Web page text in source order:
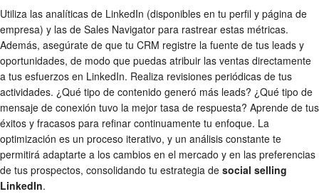
Utiliza las analíticas de LinkedIn (disponibles en tu perfil y página de
empresa) y las de Sales Navigator para rastrear estas métricas.
Además, asegúrate de que tu CRM registre la fuente de tus leads y
oportunidades, de modo que puedas atribuir las ventas directamente
a tus esfuerzos en LinkedIn. Realiza revisiones periódicas de tus
actividades. ¿Qué tipo de contenido generó más leads? ¿Qué tipo de
mensaje de conexión tuvo la mejor tasa de respuesta? Aprende de tus
éxitos y fracasos para refinar continuamente tu enfoque. La
optimización es un proceso iterativo, y un análisis constante te
permitirá adaptarte a los cambios en el mercado y en las preferencias
de tus prospectos, consolidando tu estrategia de social selling
LinkedIn.